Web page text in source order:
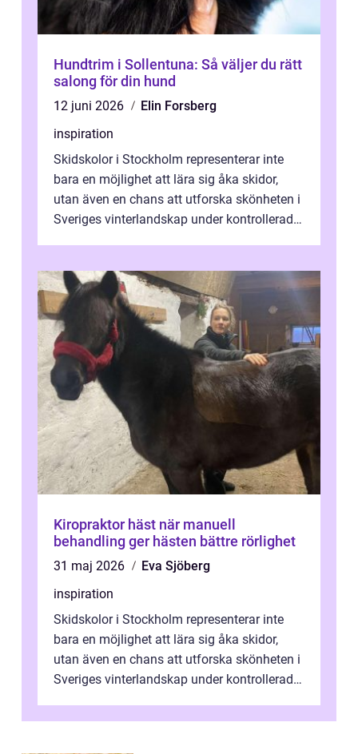
Hundtrim i Sollentuna: Så väljer du rätt
salong för din hund
12 juni 2026
Elin Forsberg
inspiration
Skidskolor i Stockholm representerar inte
bara en möjlighet att lära sig åka skidor,
utan även en chans att utforska skönheten i
Sveriges vinterlandskap under kontrollerade
Kiropraktor häst när manuell
behandling ger hästen bättre rörlighet
31 maj 2026
Eva Sjöberg
inspiration
Skidskolor i Stockholm representerar inte
bara en möjlighet att lära sig åka skidor,
utan även en chans att utforska skönheten i
Sveriges vinterlandskap under kontrollerade